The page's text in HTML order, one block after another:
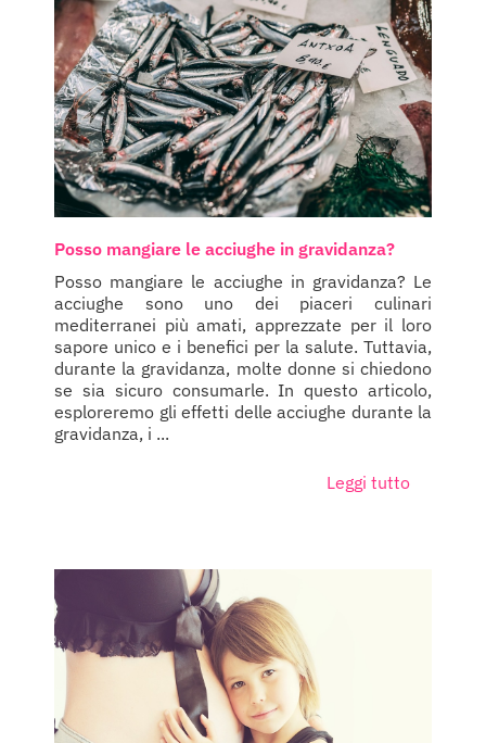
Posso mangiare le acciughe in gravidanza?
Posso mangiare le acciughe in gravidanza? Le
acciughe sono uno dei piaceri culinari
mediterranei più amati, apprezzate per il loro
sapore unico e i benefici per la salute. Tuttavia,
durante la gravidanza, molte donne si chiedono
se sia sicuro consumarle. In questo articolo,
esploreremo gli effetti delle acciughe durante la
gravidanza, i ...
Leggi tutto